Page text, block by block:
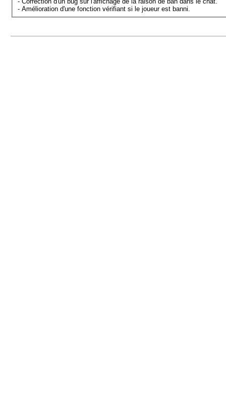
- Amélioration d'une fonction vérifiant si le joueur est banni.